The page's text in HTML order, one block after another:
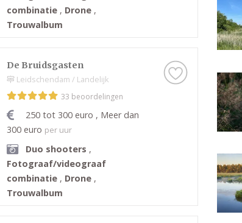
combinatie , Drone ,
Trouwalbum
De Bruidsgasten
Leidschendam / Landelijk
33 beoordelingen
250 tot 300 euro , Meer dan
300 euro per uur
Duo shooters ,
Fotograaf/videograaf
combinatie , Drone ,
Trouwalbum